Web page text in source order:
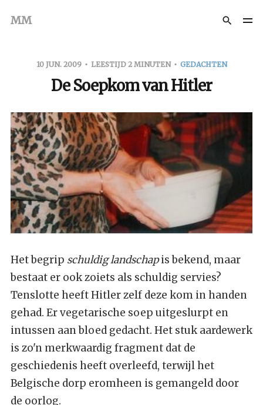
MM
10 JUN. 2009 LEESTIJD 2 MINUTEN GEDACHTEN
De Soepkom van Hitler
Het begrip schuldig landschapis bekend, maar
bestaat er ook zoiets als schuldig servies?
Tenslotte heeft Hitler zelf deze kom in handen
gehad. Er vegetarische soep uitgeslurpt en
intussen aan bloed gedacht. Het stuk aardewerk
is zo'n merkwaardig fragment dat de
geschiedenis heeft overleefd, terwijl het
Belgische dorp eromheen is gemangeld door
de oorlog.